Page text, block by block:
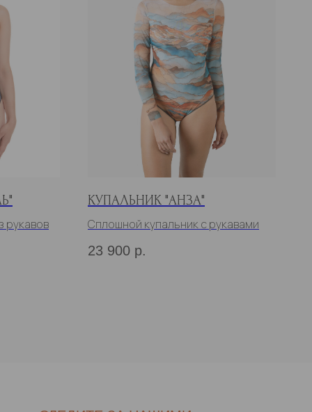
рукавов
КУПАЛЬНИК "АНЗА"
Сплошной купальник с рукавами
23 900 р.